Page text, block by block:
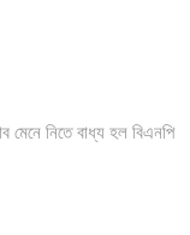
মেনে নিতে বাধ্য হল বিএনপি